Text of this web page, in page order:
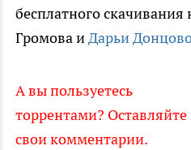
бесплатного скачивания
Громова иДарьи
А вы пользуетесь
торрентами? Оставляйте
свои комментарии.